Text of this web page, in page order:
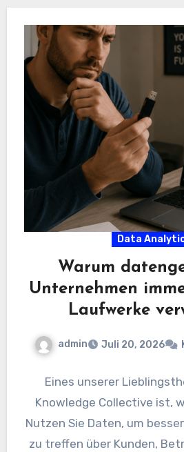
Data
Warum
Unternehmen
Laufwerke
admin Juli 20, 2026
Eines unserer
Knowledge Collective ist,
Nutzen Sie Daten, um
zu treffen über Kunden,